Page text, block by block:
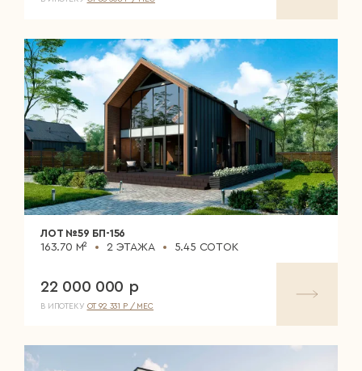
ЛОТ №59 БП-156
163.70 М² 2 ЭТАЖА 5.45 СОТОК
22 000 000 р
В ИПОТЕКУ ОТ 92 331 Р / МЕС